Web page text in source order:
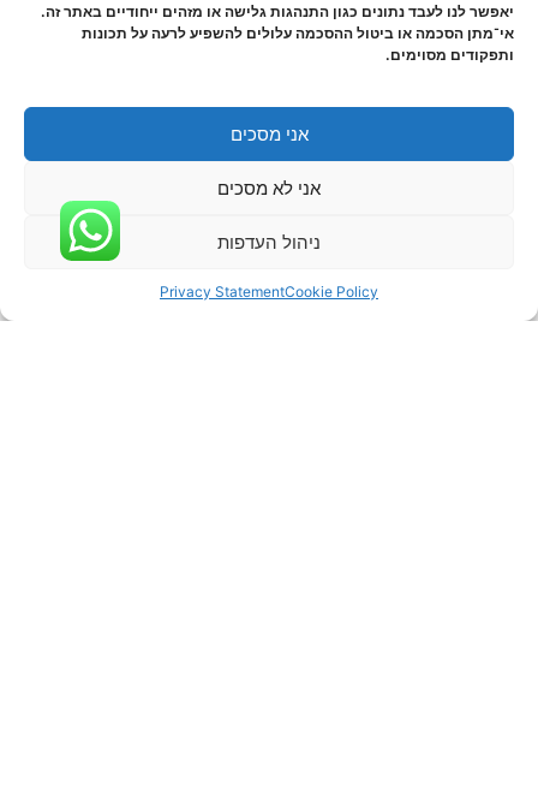
יאפשר לנו לעבד נתונים כגון התנהגות גלישה או מזהים ייחודיים באתר זה.
אי־מתן הסכמה או ביטול ההסכמה עלולים להשפיע לרעה על תכונות
ותפקודים מסוימים.
אני מסכים
אני לא מסכים
ניהול העדפות
Cookie Policy
Privacy Statement